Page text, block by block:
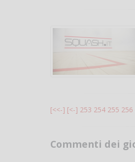
[<<-] [<-] 253 254 255 256
Commenti dei